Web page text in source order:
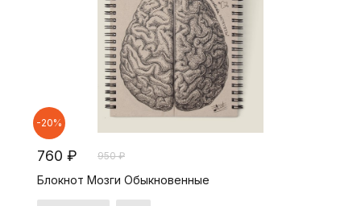
-20%
760 ₽ 950 ₽
Блокнот Мозги Обыкновенные